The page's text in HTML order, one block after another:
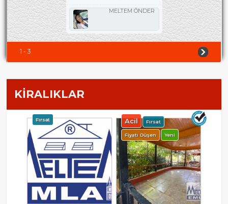
MELTEM ÖNDER
1 - 3
KİRALIKLAR
Fırsat Acil Fırsat
Fiyatı Düşen Yeni